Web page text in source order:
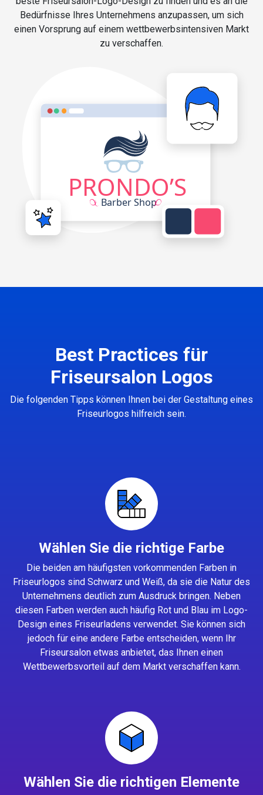
Bedürfnisse Ihres Unternehmens anzupassen, um sich
einen Vorsprung auf einem wettbewerbsintensiven Markt
zu verschaffen.
Best Practices für
Friseursalon Logos
Die folgenden Tipps können Ihnen bei der Gestaltung eines
Friseurlogos hilfreich sein.
Wählen Sie die richtige Farbe
Die beiden am häufigsten vorkommenden Farben in
Friseurlogos sind Schwarz und Weiß, da sie die Natur des
Unternehmens deutlich zum Ausdruck bringen. Neben
diesen Farben werden auch häufig Rot und Blau im Logo-
Design eines Friseurladens verwendet. Sie können sich
jedoch für eine andere Farbe entscheiden, wenn Ihr
Friseursalon etwas anbietet, das Ihnen einen
Wettbewerbsvorteil auf dem Markt verschaffen kann.
Wählen Sie die richtigen Elemente